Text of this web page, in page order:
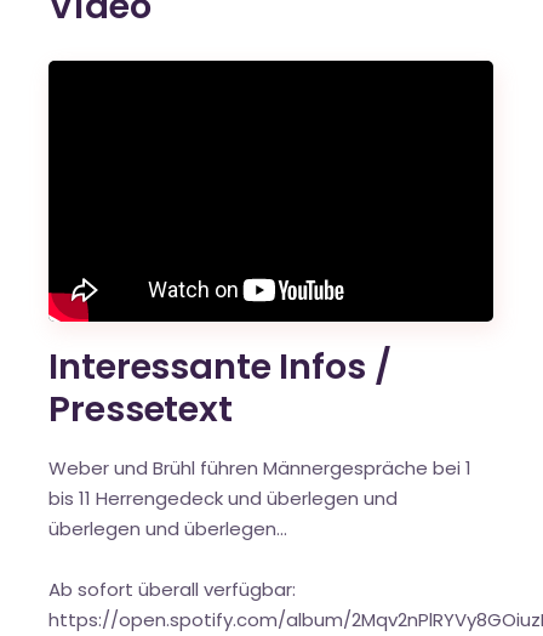
Interessante Infos /
Pressetext
Weber und Brühl führen Männergespräche bei 1
bis 11 Herrengedeck und überlegen und
überlegen und überlegen...
Ab sofort überall verfügbar:
https://open.spotify.com/album/